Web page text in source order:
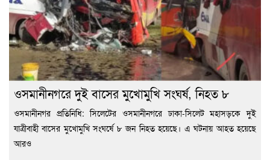
ওসমানীনগরে দুই বাসের মুখোমুখি সংঘর্ষ, নিহত ৮
ওসমানীনগর প্রতিনিধি: সিলেটের ওসমানীনগরে ঢাকা-সিলেট মহাসড়কে দুই
যাত্রীবাহী বাসের মুখোমুখি সংঘর্ষে ৮ জন নিহত হয়েছে। এ ঘটনায় আহত হয়েছে
আরও